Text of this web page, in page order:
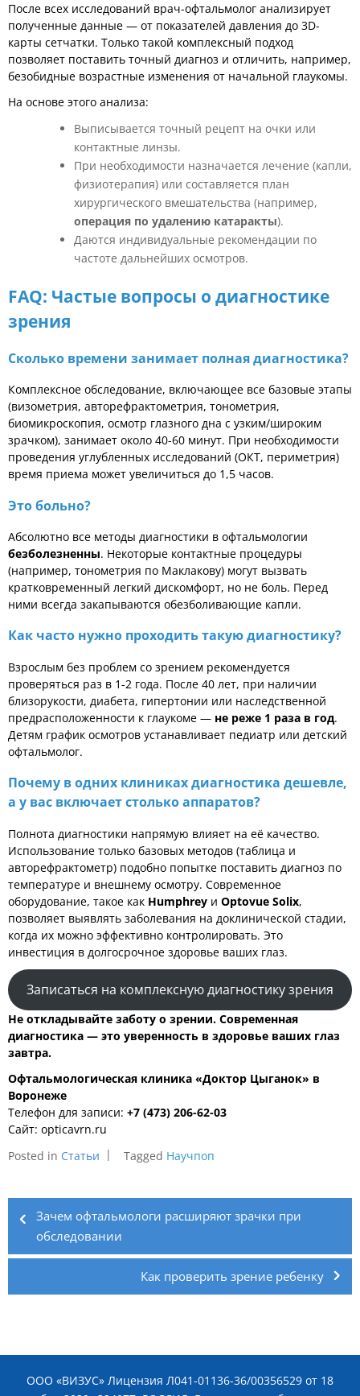
После всех исследований врач-офтальмолог анализирует
полученные данные — от показателей давления до 3D-
карты сетчатки. Только такой комплексный подход
позволяет поставить точный диагноз и отличить, например,
безобидные возрастные изменения от начальной глаукомы.
На основе этого анализа:
Выписывается точный рецепт на очки или
контактные линзы.
При необходимости назначается лечение (капли,
физиотерапия) или составляется план
хирургического вмешательства (например,
операция по удалению катаракты).
Даются индивидуальные рекомендации по
частоте дальнейших осмотров.
FAQ: Частые вопросы о диагностике
зрения
Сколько времени занимает полная диагностика?
Комплексное обследование, включающее все базовые этапы
(визометрия, авторефрактометрия, тонометрия,
биомикроскопия, осмотр глазного дна с узким/широким
зрачком), занимает около 40-60 минут. При необходимости
проведения углубленных исследований (ОКТ, периметрия)
время приема может увеличиться до 1,5 часов.
Это больно?
Абсолютно все методы диагностики в офтальмологии
безболезненны. Некоторые контактные процедуры
(например, тонометрия по Маклакову) могут вызвать
кратковременный легкий дискомфорт, но не боль. Перед
ними всегда закапываются обезболивающие капли.
Как часто нужно проходить такую диагностику?
Взрослым без проблем со зрением рекомендуется
проверяться раз в 1-2 года. После 40 лет, при наличии
близорукости, диабета, гипертонии или наследственной
предрасположенности к глаукоме — не реже 1 раза в год.
Детям график осмотров устанавливает педиатр или детский
офтальмолог.
Почему в одних клиниках диагностика дешевле,
а у вас включает столько аппаратов?
Полнота диагностики напрямую влияет на её качество.
Использование только базовых методов (таблица и
авторефрактометр) подобно попытке поставить диагноз по
температуре и внешнему осмотру. Современное
оборудование, такое как Humphrey и Optovue Solix,
позволяет выявлять заболевания на доклинической стадии,
когда их можно эффективно контролировать. Это
инвестиция в долгосрочное здоровье ваших глаз.
Записаться на комплексную диагностику зрения
Не откладывайте заботу о зрении. Современная
диагностика — это уверенность в здоровье ваших глаз
завтра.
Офтальмологическая клиника «Доктор Цыганок» в
Воронеже
Телефон для записи: +7 (473) 206-62-03
Сайт: opticavrn.ru
Posted in Статьи Tagged Научпоп
Навигация
по
записям
Зачем офтальмологи расширяют зрачки при
обследовании
Как проверить зрение ребенку
ООО «ВИЗУС» Лицензия Л041-01136-36/00356529 от 18